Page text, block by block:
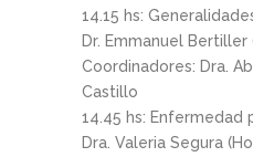
14.15 hs:
Dr. Emmanuel Bertiller
Coordinadores: Dra.
Castillo
14.45 hs: Enfermedad
Dra. Valeria Segura